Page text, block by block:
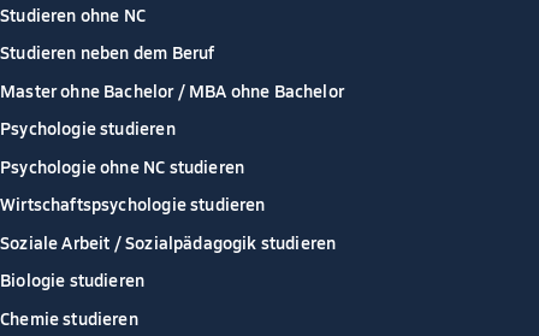
Studieren ohne NC
Studieren neben dem Beruf
Master ohne Bachelor / MBA ohne Bachelor
Psychologie studieren
Psychologie ohne NC studieren
Wirtschaftspsychologie studieren
Soziale Arbeit / Sozialpädagogik studieren
Biologie studieren
Chemie studieren